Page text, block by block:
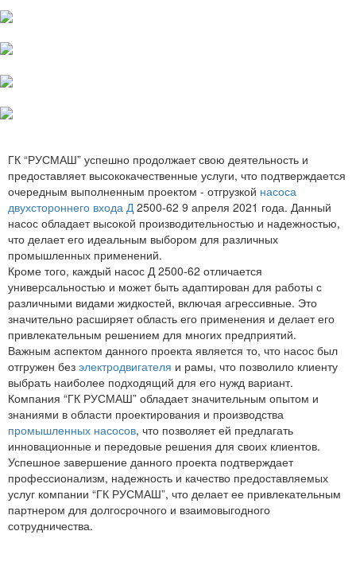
ГК “РУСМАШ” успешно продолжает свою деятельность и
предоставляет высококачественные услуги, что подтверждается
очередным выполненным проектом - отгрузкой насоса
двухстороннего входа Д 2500-62 9 апреля 2021 года. Данный
насос обладает высокой производительностью и надежностью,
что делает его идеальным выбором для различных
промышленных применений.
Кроме того, каждый насос Д 2500-62 отличается
универсальностью и может быть адаптирован для работы с
различными видами жидкостей, включая агрессивные. Это
значительно расширяет область его применения и делает его
привлекательным решением для многих предприятий.
Важным аспектом данного проекта является то, что насос был
отгружен без электродвигателя и рамы, что позволило клиенту
выбрать наиболее подходящий для его нужд вариант.
Компания “ГК РУСМАШ” обладает значительным опытом и
знаниями в области проектирования и производства
промышленных насосов, что позволяет ей предлагать
инновационные и передовые решения для своих клиентов.
Успешное завершение данного проекта подтверждает
профессионализм, надежность и качество предоставляемых
услуг компании “ГК РУСМАШ”, что делает ее привлекательным
партнером для долгосрочного и взаимовыгодного
сотрудничества.